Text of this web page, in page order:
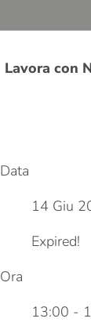
Lavora con
Data
14 Giu
Expired!
Ora
13:00 -